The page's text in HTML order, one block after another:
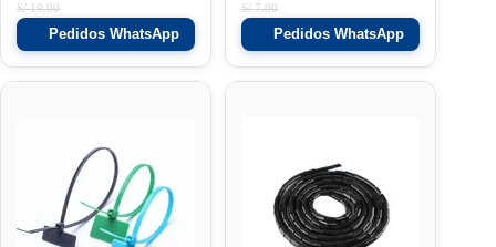
S/19.00
Pedidos WhatsApp
S/7.00
Pedidos WhatsApp